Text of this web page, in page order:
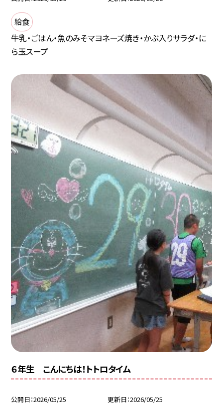
給食
牛乳・ごはん・魚のみそマヨネーズ焼き・かぶ入りサラダ・に
ら玉スープ
６年生 こんにちは！トトロタイム
公開日 2026/05/25 更新日 2026/05/25